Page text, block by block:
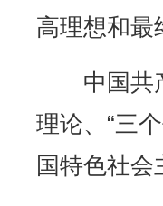
高理想和最
中国共产
理论、“三
国特色社